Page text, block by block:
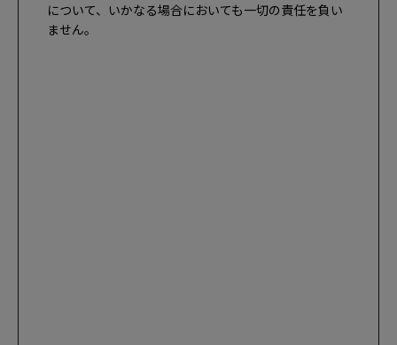
について、いかなる場合においても一切の責任を負い
ません。